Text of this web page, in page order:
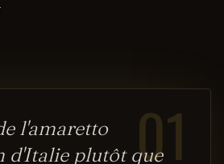
01
l'amaretto
d'Italie plutôt que